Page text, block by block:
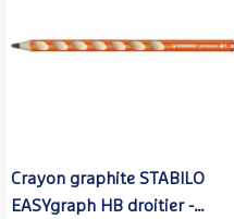
Crayon graphite STABILO
EASYgraph HB droitier -